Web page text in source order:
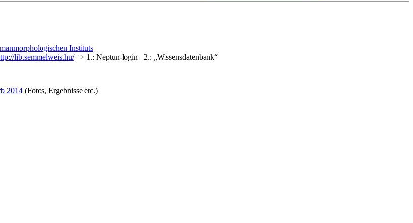
Instituts
lib.semmelweis.hu/–> 1.: Neptun-login 2.: „Wissensdatenbank“
2014 (Fotos, Ergebnisse etc.)